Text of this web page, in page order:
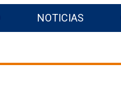
NOTICIAS